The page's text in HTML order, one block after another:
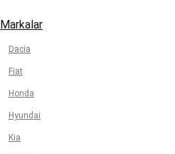
Markalar
Dacia
Fiat
Honda
Hyundai
Kia